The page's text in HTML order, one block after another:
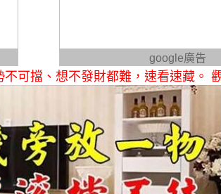
google廣告
可擋、想不發財都難，速看速藏。